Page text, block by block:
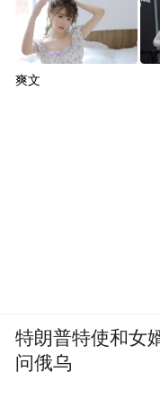
爽文
特朗普特使和女
问俄乌